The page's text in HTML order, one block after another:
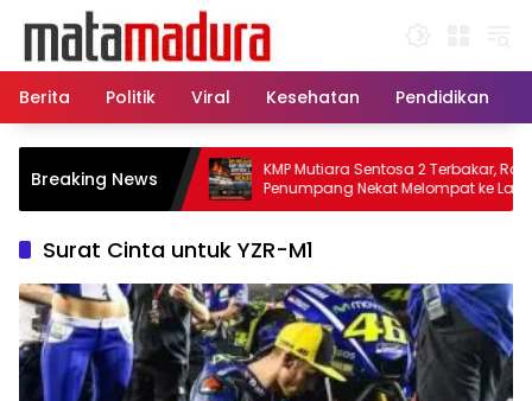
konten
Berita
Politik Viral Kesehatan Pendidikan
Breaking News
11 Kapal Sisir
Korban KMP
KMP Mutiara Sentosa 2 Terbakar, Ratusan
Penumpang Nekat Melompat ke Laut
Surat Cinta untuk YZR-M1